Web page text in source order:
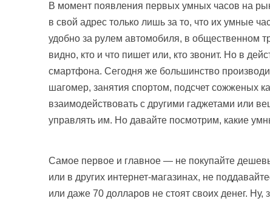
В момент появления первых умных часов на
в свой адрес только лишь за то, что их умные
удобно за рулем автомобиля, в общественном
видно, кто и что пишет или, кто звонит. Но в
смартфона. Сегодня же большинство
шагомер, занятия спортом, подсчет сожженых
взаимодействовать с другими гаджетами или
управлять им. Но давайте посмотрим, какие
Самое первое и главное — не покупайте
или в других интернет-магазинах, не
или даже 70 долларов не стоят своих денег.